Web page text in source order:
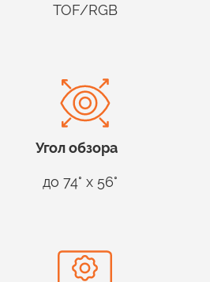
TOF/RGB
Уголобзора
до 74° x 56°